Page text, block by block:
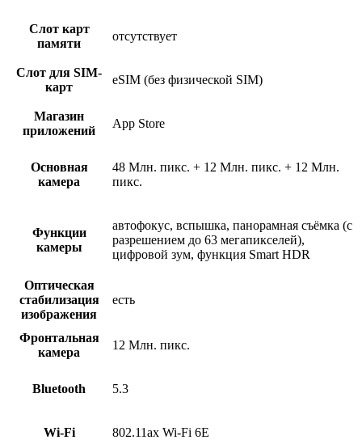
Слот карт
памяти
отсутствует
Слот для SIM-
карт
eSIM (без физической SIM)
Магазин
приложений
App Store
Основная
камера
48 Млн. пикс. + 12 Млн. пикс. + 12 Млн.
пикс.
Функции
камеры
автофокус, вспышка, панорамная съёмка (с
разрешением до 63 мегапикселей),
цифровой зум, функция Smart HDR
Оптическая
стабилизация
изображения
есть
Фронтальная
камера
12 Млн. пикс.
Bluetooth 5.3
Wi-Fi 802.11ax Wi-Fi 6E